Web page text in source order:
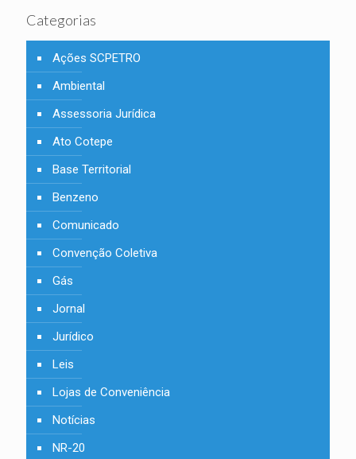
Categorias
Ações SCPETRO
Ambiental
Assessoria Jurídica
Ato Cotepe
Base Territorial
Benzeno
Comunicado
Convenção Coletiva
Gás
Jornal
Jurídico
Leis
Lojas de Conveniência
Notícias
NR-20